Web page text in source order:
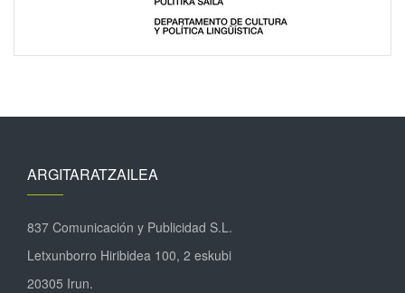
ARGITARATZAILEA
837 Comunicación y Publicidad S.L.
Letxunborro Hiribidea 100, 2 eskubi
20305 Irun.